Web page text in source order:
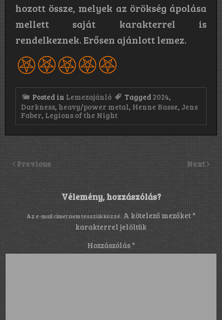
hozott össze, melyek az örökség ápolása
mellett saját karakterrel is
rendelkeznek. Erősen ajánlott lemez.
Posted in Lemezajánló Tagged 2024,
Darkness, heavy/power metal, Henne Basse, Jens
Faber, Legions of the Night
Previous Next
Vélemény, hozzászólás?
Az e-mail címet nem tesszük közzé. A kötelező mezőket *
karakterrel jelöltük
Hozzászólás*